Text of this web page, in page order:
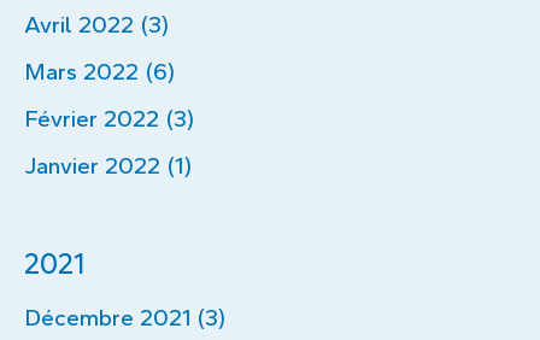
Avril 2022 (3)
Mars 2022 (6)
Février 2022 (3)
Janvier 2022 (1)
2021
Décembre 2021 (3)